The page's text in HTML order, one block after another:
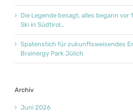
Die Legende besagt, alles begann vor
Ski in Südtirol…
Spatenstich für zukunftsweisendes
Brainergy Park Jülich
Archiv
Juni 2026